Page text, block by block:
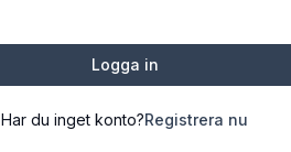
Logga in
Har du inget konto?Registrera nu